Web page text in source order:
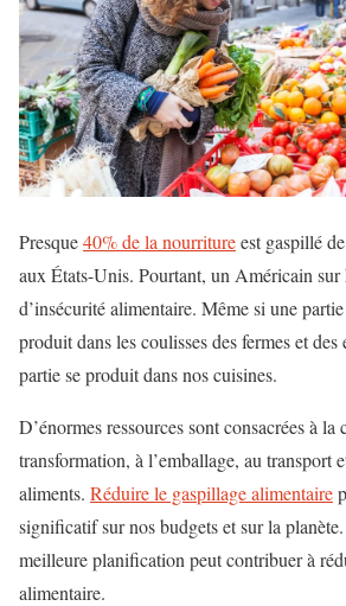
Presque40% de la nourritureest gaspillé
aux États-Unis. Pourtant, un Américain
d’insécurité alimentaire. Même si une
produit dans les coulisses des fermes et
partie se produit dans nos cuisines.
D’énormes ressources sont consacrées à la
transformation, à l’emballage, au transport
aliments. Réduire le gaspillage alimentaire
significatif sur nos budgets et sur la
meilleure planification peut contribuer à
alimentaire.